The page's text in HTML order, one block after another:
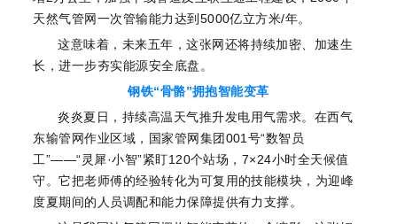
天然气管网一次管输能力达到5000亿立方米/年。
这意味着，未来五年，这张网还将持续加密、加速生
长，进一步夯实能源安全底盘。
钢铁“骨骼”拥抱智能变革
炎炎夏日，持续高温天气推升发电用气需求。在西气
东输管网作业区域，国家管网集团001号“数智员
工”——“灵犀·小智”紧盯120个站场，7×24小时全天候值
守。它把老师傅的经验转化为可复用的技能模块，为迎峰
度夏期间的人员调配和能力保障提供有力支撑。